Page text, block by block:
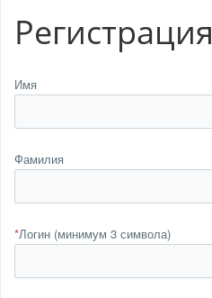
Регистрация
Имя
Фамилия
*Логин (минимум 3 символа)